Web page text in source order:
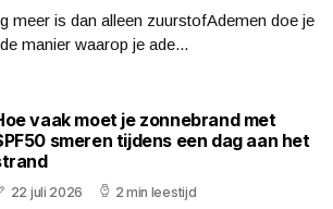
meer is dan alleen zuurstofAdemen doe je
manier waarop je ade...
vaak moet je zonnebrand met
smeren tijdens een dag aan het
22 juli 2026 2 min leestijd